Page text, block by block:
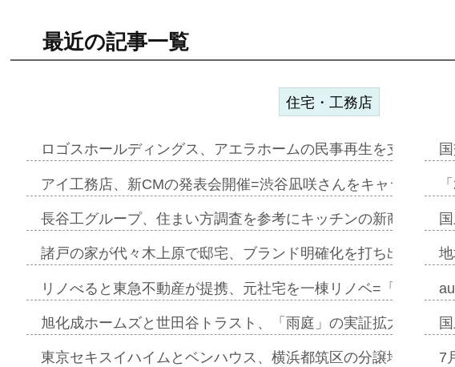
最近の記事一覧
住宅・工務店
ロゴスホールディングス、アエラホームの民事再生を支援=ス
アイ工務店、新CMの発表会開催=渋谷凪咲さんをキャラクタ
長谷工グループ、住まい方調査を参考にキッチンの新商品=「
諸戸の家が代々木上原で邸宅、ブランド明確化を打ち出す=年
リノべると東急不動産が提携、元社宅を一棟リノベ=「職住遊
旭化成ホームズと世田谷トラスト、「雨庭」の実証拡大へ=ガ
東京セキスイハイムとベンハウス、横浜都筑区の分譲地開発で
7